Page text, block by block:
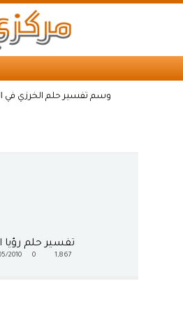
وسم تفسير حلم الخرزي في
تفسير حلم رؤيا
1,867
0
2010